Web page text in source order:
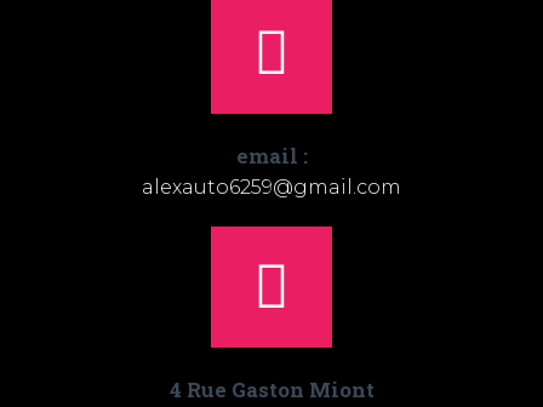
email :
alexauto6259@gmail.com
4 Rue Gaston Miont